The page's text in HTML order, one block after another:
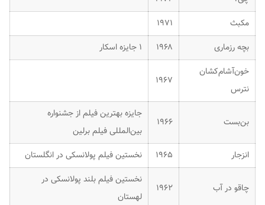
مکبث
۱۹۷۱
بچه رزماری
۱۹۶۸
۱ جایزه اسکار
خون‌آشام‌کشان
نترس
۱۹۶۷
بن‌بست ۱۹۶۶
جایزه بهترین فیلم از جشنواره
بین‌المللی فیلم برلین
انزجار
۱۹۶۵ نخستین فیلم پولانسکی در انگلستان
چاقو در آب ۱۹۶۲
نخستین فیلم بلند پولانسکی در
لهستان